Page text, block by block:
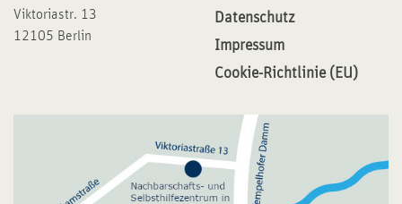
Viktoriastr. 13
12105 Berlin
Datenschutz
Impressum
Cookie-Richtlinie (EU)